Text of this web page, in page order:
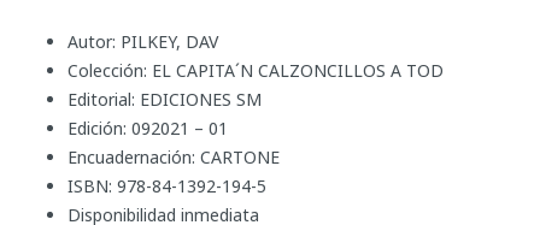
Autor: PILKEY, DAV
Colección: EL CAPITA´N CALZONCILLOS A TOD
Editorial: EDICIONES SM
Edición: 092021 – 01
Encuadernación: CARTONE
ISBN: 978-84-1392-194-5
Disponibilidad inmediata